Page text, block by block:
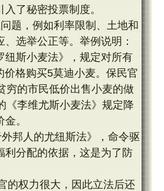
了秘密投票制度。
题，例如利率限制、土地和
选举公正等。举例说明：
斯小麦法》，规定对所有
格购买5莫迪小麦。保民官
穷的市民低价出售小麦的做
《李维尤斯小麦法》规定降
。
邦人的尤纽斯法》，命令驱
利分配的依据，这是为了防
的权力很大，因此立法后还